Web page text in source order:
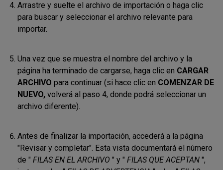
Arrastre y suelte el archivo de importación o haga clic
para buscar y seleccionar el archivo relevante para
importar.
Una vez que se muestra el nombre del archivo y la
página ha terminado de cargarse, haga clic en CARGAR
ARCHIVO para continuar (si hace clic en COMENZAR DE
NUEVO, volverá al paso 4, donde podrá seleccionar un
archivo diferente).
Antes de finalizar la importación, accederá a la página
"Revisar y completar". Esta vista documentará el número
de " FILAS EN EL ARCHIVO " y " FILAS QUE ACEPTAN ",